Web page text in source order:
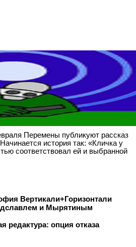
Перемены публикуют рассказ
история так: «Кличка у
соответствовал ей и выбранной
Вертикали+Горизонтали
и Мырятиным
редактура: опция отказа